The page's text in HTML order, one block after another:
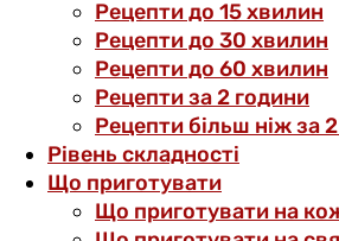
Рецепти до 15 хвилин
Рецепти до 30 хвилин
Рецепти до 60 хвилин
Рецепти за 2 години
Рецепти більш ніж за
Рівень складності
Що приготувати
Що приготувати на